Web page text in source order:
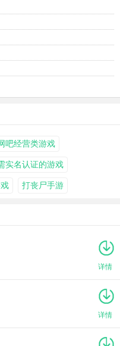
吧经营类游戏
实名认证的游戏
打丧尸手游
详情
详情